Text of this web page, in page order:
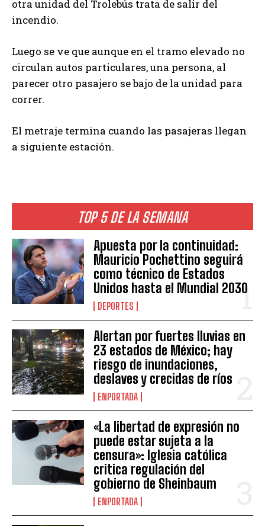
TOP 5 DE LA SEMANA
Apuesta por la continuidad:
Mauricio Pochettino seguirá
como técnico de Estados
Unidos hasta el Mundial 2030
DEPORTES
Alertan por fuertes lluvias en
23 estados de México; hay
riesgo de inundaciones,
deslaves y crecidas de ríos
ENPORTADA
«La libertad de expresión no
puede estar sujeta a la
censura»: Iglesia católica
critica regulación del
gobierno de Sheinbaum
ENPORTADA
otra unidad del Trolebús trata de salir del
incendio.
Luego se ve que aunque en el tramo elevado no
circulan autos particulares, una persona, al
parecer otro pasajero se bajo de la unidad para
correr.
El metraje termina cuando las pasajeras llegan
a siguiente estación.